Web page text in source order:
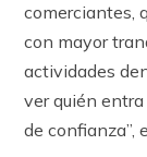
comerciantes,
con mayor
actividades
ver quién
de confianza”,